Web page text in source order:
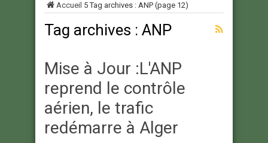
Accueil 5Tag archives : ANP (page 12)
Tag archives : ANP
Mise à Jour :L'ANP
reprend le contrôle
aérien, le trafic
redémarre à Alger